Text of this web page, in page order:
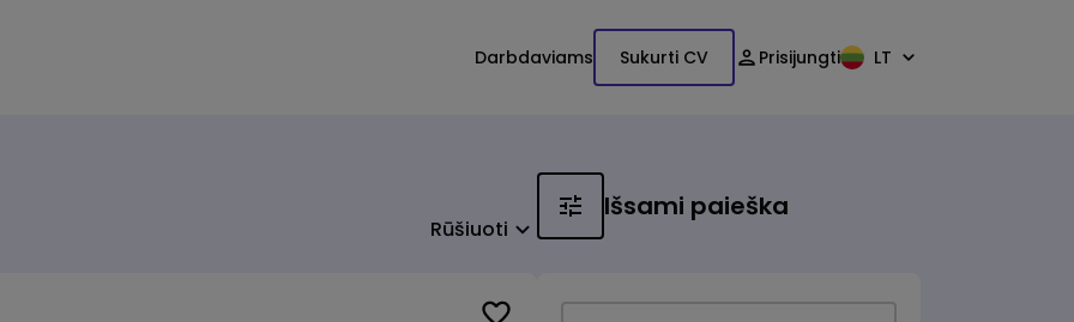
Darbdaviams Sukurti CV Prisijungti LT
Rūšiuoti
Išsami paieška